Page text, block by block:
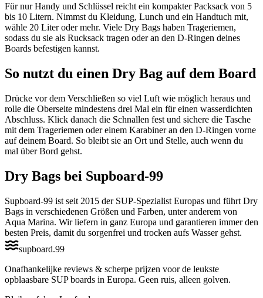
Für nur Handy und Schlüssel reicht ein kompakter Packsack von 5
bis 10 Litern. Nimmst du Kleidung, Lunch und ein Handtuch mit,
wähle 20 Liter oder mehr. Viele Dry Bags haben Trageriemen,
sodass du sie als Rucksack tragen oder an den D-Ringen deines
Boards befestigen kannst.
So nutzt du einen Dry Bag auf dem Board
Drücke vor dem Verschließen so viel Luft wie möglich heraus und
rolle die Oberseite mindestens drei Mal ein für einen wasserdichten
Abschluss. Klick danach die Schnallen fest und sichere die Tasche
mit dem Trageriemen oder einem Karabiner an den D-Ringen vorne
auf deinem Board. So bleibt sie an Ort und Stelle, auch wenn du
mal über Bord gehst.
Dry Bags bei Supboard-99
Supboard-99 ist seit 2015 der SUP-Spezialist Europas und führt Dry
Bags in verschiedenen Größen und Farben, unter anderem von
Aqua Marina. Wir liefern in ganz Europa und garantieren immer den
besten Preis, damit du sorgenfrei und trocken aufs Wasser gehst.
supboard.99
Onafhankelijke reviews & scherpe prijzen voor de leukste
opblaasbare SUP boards in Europa. Geen ruis, alleen golven.